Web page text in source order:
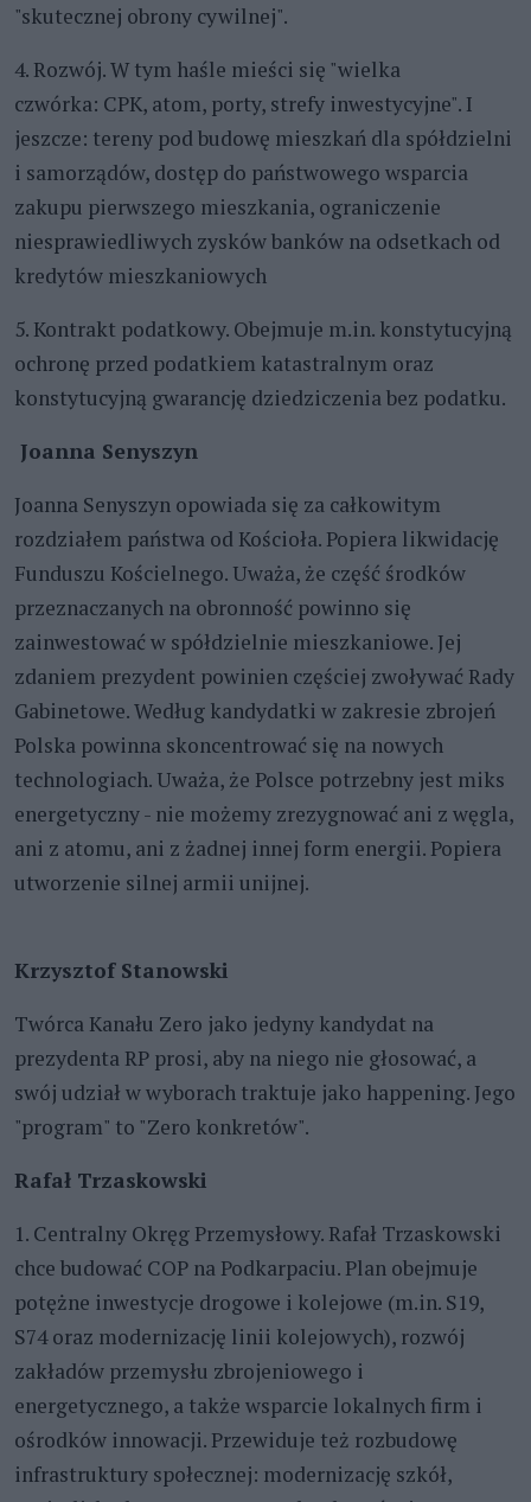
"skutecznej obrony cywilnej".
4. Rozwój. W tym haśle mieści się "wielka
czwórka: CPK, atom, porty, strefy inwestycyjne". I
jeszcze: tereny pod budowę mieszkań dla spółdzielni
i samorządów, dostęp do państwowego wsparcia
zakupu pierwszego mieszkania, ograniczenie
niesprawiedliwych zysków banków na odsetkach od
kredytów mieszkaniowych
5. Kontrakt podatkowy. Obejmuje m.in. konstytucyjną
ochronę przed podatkiem katastralnym oraz
konstytucyjną gwarancję dziedziczenia bez podatku.
Joanna Senyszyn
Joanna Senyszyn opowiada się za całkowitym
rozdziałem państwa od Kościoła. Popiera likwidację
Funduszu Kościelnego. Uważa, że część środków
przeznaczanych na obronność powinno się
zainwestować w spółdzielnie mieszkaniowe. Jej
zdaniem prezydent powinien częściej zwoływać Rady
Gabinetowe. Według kandydatki w zakresie zbrojeń
Polska powinna skoncentrować się na nowych
technologiach. Uważa, że Polsce potrzebny jest miks
energetyczny - nie możemy zrezygnować ani z węgla,
ani z atomu, ani z żadnej innej form energii. Popiera
utworzenie silnej armii unijnej.
Krzysztof Stanowski
Twórca Kanału Zero jako jedyny kandydat na
prezydenta RP prosi, aby na niego nie głosować, a
swój udział w wyborach traktuje jako happening. Jego
"program" to "Zero konkretów".
Rafał Trzaskowski
1. Centralny Okręg Przemysłowy. Rafał Trzaskowski
chce budować COP na Podkarpaciu. Plan obejmuje
potężne inwestycje drogowe i kolejowe (m.in. S19,
S74 oraz modernizację linii kolejowych), rozwój
zakładów przemysłu zbrojeniowego i
energetycznego, a także wsparcie lokalnych firm i
ośrodków innowacji. Przewiduje też rozbudowę
infrastruktury społecznej: modernizację szkół,